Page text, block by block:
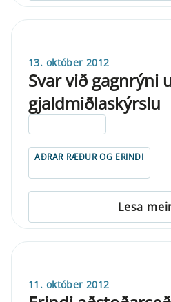
13. október 2012
Svar við gagnrýni
gjaldmiðlaskýrslu
AÐRAR RÆÐUR OG ERINDI
Lesa
11. október 2012